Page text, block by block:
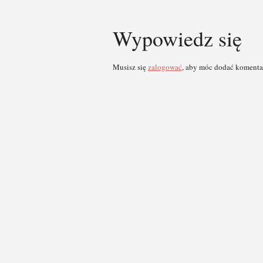
Wypowiedz się
Musisz sięzalogować, aby móc dodać